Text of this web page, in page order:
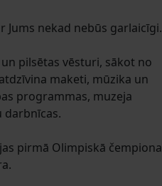
Jums nekad nebūs garlaicīgi.
pilsētas vēsturi, sākot no
maketi, mūzika un
programmas, muzeja
darbnīcas.
pirmā Olimpiskā čempiona